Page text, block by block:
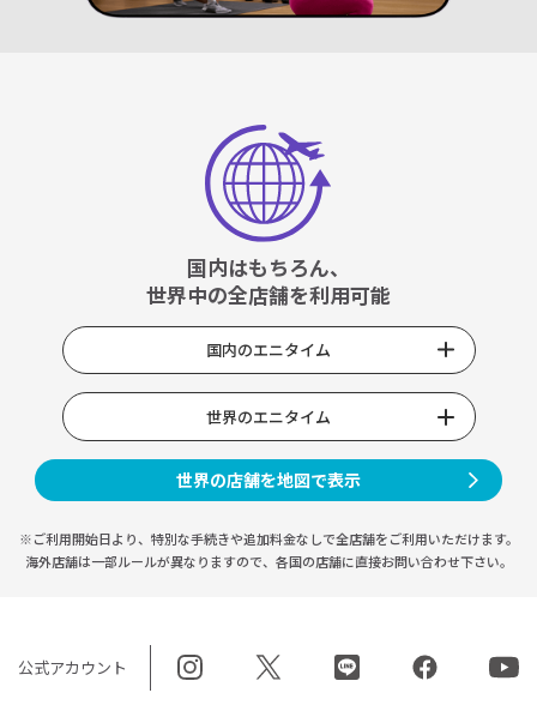
国内はもちろん、
世界中の全店舗を利用可能
国内のエニタイム
世界のエニタイム
世界の店舗を地図で表示
※ご利用開始日より、特別な手続きや追加料金なしで全店舗をご利用いただけます。
海外店舗は一部ルールが異なりますので、 各国の店舗に直接お問い合わせ下さい。
公式アカウント